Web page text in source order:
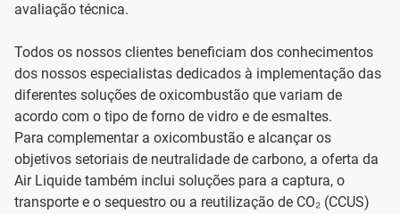
avaliação técnica.
Todos os nossos clientes beneficiam dos conhecimentos
dos nossos especialistas dedicados à implementação das
diferentes soluções de oxicombustão que variam de
acordo com o tipo de forno de vidro e de esmaltes.
Para complementar a oxicombustão e alcançar os
objetivos setoriais de neutralidade de carbono, a oferta da
Air Liquide também inclui soluções para a captura, o
transporte e o sequestro ou a reutilização de CO₂ (CCUS)